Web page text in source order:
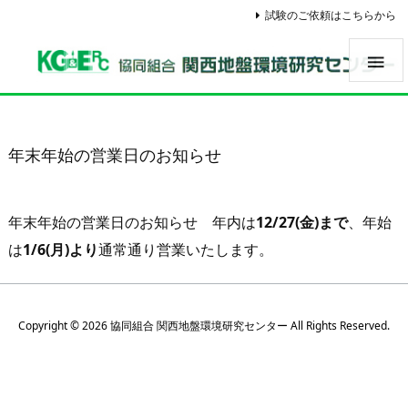

試験のご依頼はこちらから
年末年始の営業日のお知らせ
年末年始の営業日のお知らせ 年内は12/27(金)まで、年始
は1/6(月)より通常通り営業いたします。
Copyright ©2026協同組合 関西地盤環境研究センター All Rights Reserved.